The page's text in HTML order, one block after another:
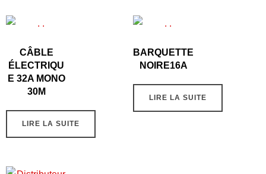
CÂBLE
ÉLECTRIQU
E 32A MONO
30M
LIRE LA SUITE
BARQUETTE
NOIRE16A
LIRE LA SUITE